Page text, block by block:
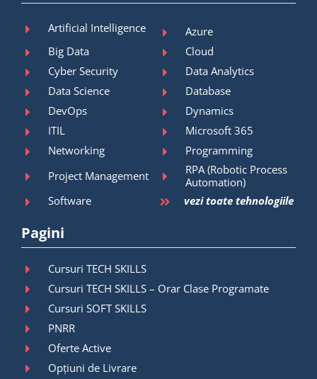
Artificial Intelligence
Azure
Big Data
Cloud
Cyber Security
Data Analytics
Data Science
Database
DevOps
Dynamics
ITIL
Microsoft 365
Networking
Programming
Project Management
RPA (Robotic Process
Automation)
Software
vezi toate tehnologiile
Pagini
Cursuri TECH SKILLS
Cursuri TECH SKILLS – Orar Clase Programate
Cursuri SOFT SKILLS
PNRR
Oferte Active
Opțiuni de Livrare